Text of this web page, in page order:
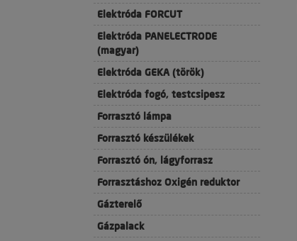
Elektróda FORCUT
Elektróda PANELECTRODE
(magyar)
Elektróda GEKA (török)
Elektróda fogó, testcsipesz
Forrasztó lámpa
Forrasztó készülékek
Forrasztó ón, lágyforrasz
Forrasztáshoz Oxigén reduktor
Gázterelő
Gázpalack